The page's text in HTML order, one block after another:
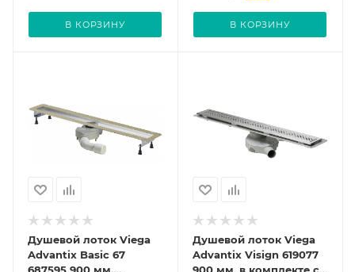
В КОРЗИНУ В КОРЗИНУ
Душевой лоток Viega
Advantix Basic 67
Душевой лоток Viega
Advantix Visign 619077